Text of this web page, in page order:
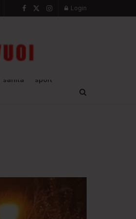
Login
sanità sport